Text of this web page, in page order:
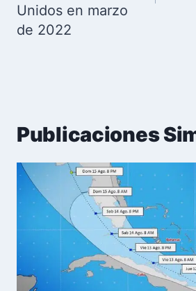
Unidos en marzo
de 2022
Publicaciones